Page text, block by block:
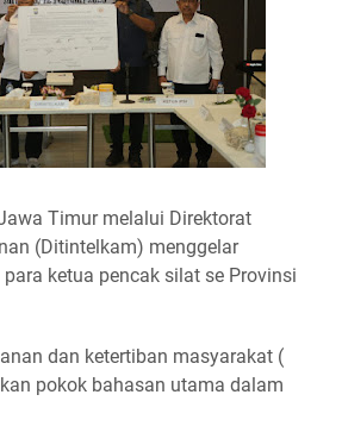
Timur melalui Direktorat
(Ditintelkam) menggelar
ketua pencak silat se Provinsi
dan ketertiban masyarakat (
pokok bahasan utama dalam